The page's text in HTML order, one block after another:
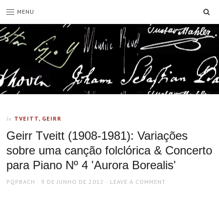
MENU
In TVEITT, GEIRR
Geirr Tveitt (1908-1981): Variações
sobre uma canção folclórica & Concerto
para Piano Nº 4 'Aurora Borealis'
AUTHOR
PQPBACH
POSTED
9 DE JUNHO DE 2012 LEAVE A COMMENT